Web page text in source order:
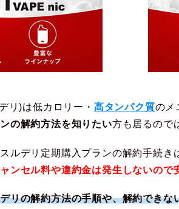
リ)は低カロリー・ 高タンパク質のメ
の解約方法を知りたい方も居るので
ルデリ定期購入プランの解約手続き
ンセル料や違約金は発生しないので
リの解約方法の手順や、解約でき